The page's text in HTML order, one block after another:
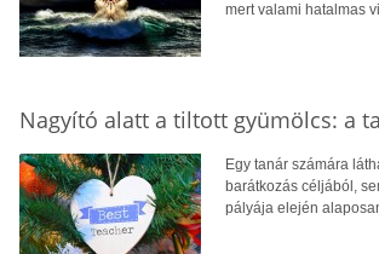
mert valami hatalmas
Nagyító alatt a tiltott gyümölcs: a
Egy tanár számára
barátkozás céljából,
pályája elején